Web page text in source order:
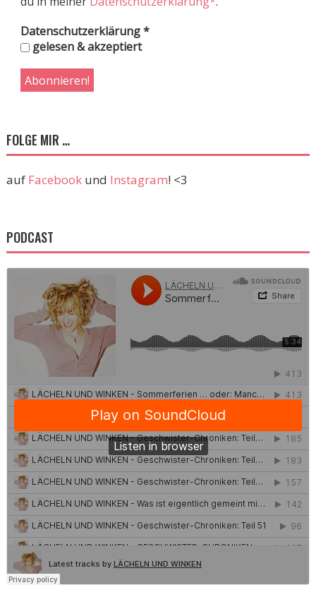
Datenschutzerklärung*
gelesen & akzeptiert
FOLGE MIR …
auf Facebookund Instagram! <3
PODCAST